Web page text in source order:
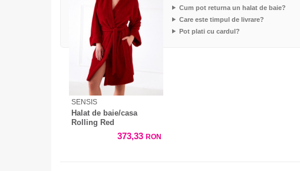
SENSIS
Halat de baie/casa
Rolling Red
373,33 RON
Cum pot returna un halat de baie?
Care este timpul de livrare?
Pot plati cu cardul?